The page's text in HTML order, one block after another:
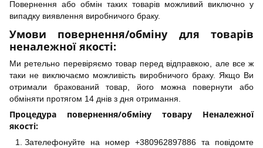
Повернення або обмін таких товарів можливий виключно у
випадку виявлення виробничого браку.
Умови повернення/обміну для товарів
неналежної якості:
Ми ретельно перевіряємо товар перед відправкою, але все ж
таки не виключаємо можливість виробничого браку. Якщо Ви
отримали бракований товар, його можна повернути або
обміняти протягом 14 днів з дня отримання.
Процедура повернення/обміну товару Неналежної
якості:
Зателефонуйте на номер +380962897886 та повідомте